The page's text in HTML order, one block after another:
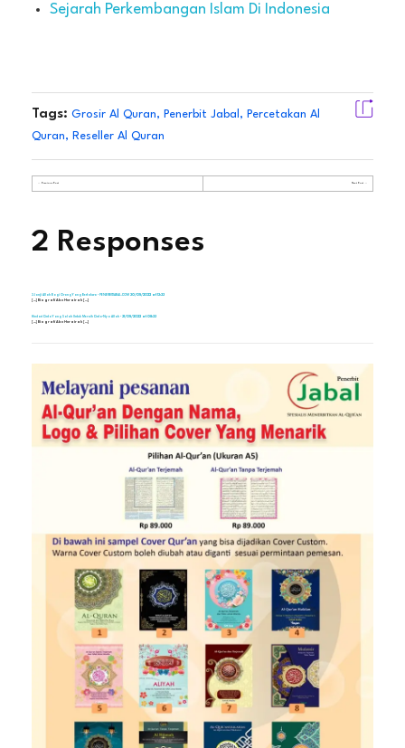
Sejarah Perkembangan Islam Di Indonesia
Tags: Grosir Al Quran, Penerbit Jabal , Percetakan Al
Quran, Reseller Al Quran
Previous Post Next Post
2 Responses
3 Janji Allah Bagi Orang Yang Bertakwa - PENERBITJABAL.COM 30/05/2022 at 13:33
[…] Biografi Abu Hurairah […]
Hindari Cinta Yang Salah Untuk Meraih Cinta-Nya Allah - 31/05/2022 at 08:33
[…] Biografi Abu Hurairah […]